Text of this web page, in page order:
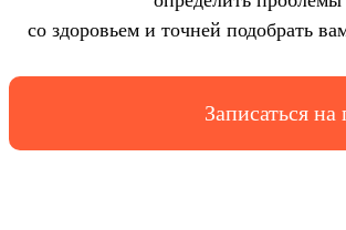
со здоровьем и точней подобрать
Записаться на